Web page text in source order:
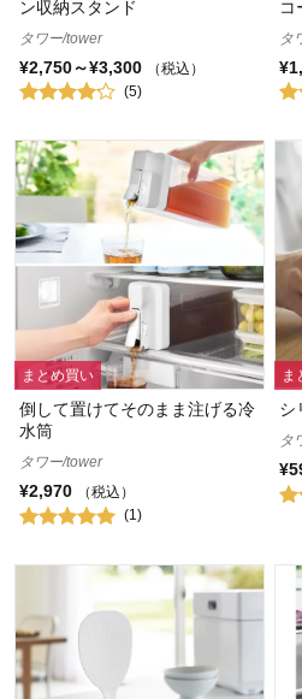
ン収納スタンド
タワー/tower
¥2,750～¥3,300
（税込）
(5)
コ
タ
まとめ買い
倒して置けてそのまま注げる冷
水筒
タワー/tower
¥2,970
（税込）
(1)
ま
シ
タ